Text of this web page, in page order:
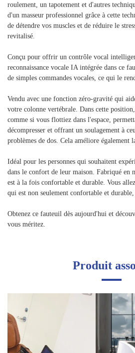
roulement, un tapotement et d'autres
d'un masseur professionnel grâce à cette
de détendre vos muscles et de réduire le
revitalisé.
Conçu pour offrir un contrôle vocal
reconnaissance vocale IA intégrée dans ce
de simples commandes vocales, ce qui le
Vendu avec une fonction zéro-gravité qui
votre colonne vertébrale. Dans cette
comme si vous flottiez dans l'espace,
décompresser et offrant un soulagement à
problèmes de dos. Cela améliore également
Idéal pour les personnes qui souhaitent
dans le confort de leur maison. Fabriqué en
est à la fois confortable et durable. Vous
qui est non seulement confortable et
Obtenez ce fauteuil dès aujourd'hui et
vous méritez.
Produit